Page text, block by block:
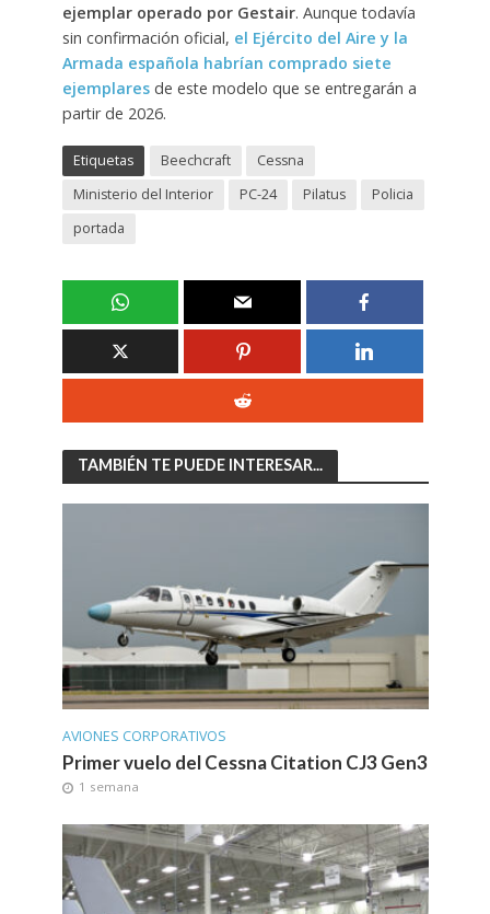
ejemplar operado por Gestair. Aunque todavía
sin confirmación oficial, el Ejército del Aire y la
Armada española habrían comprado siete
ejemplaresde este modelo que se entregarán a
partir de 2026.
Etiquetas Beechcraft
Cessna
Ministerio del Interior
PC-24 Pilatus
Policia
portada
TAMBIÉN TE PUEDE INTERESAR...
AVIONES CORPORATIVOS
Primer vuelo del Cessna Citation CJ3 Gen3
1 semana